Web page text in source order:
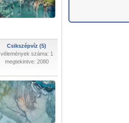
Csikszépvíz (5)
vélemények száma: 1
megtekintve: 2080